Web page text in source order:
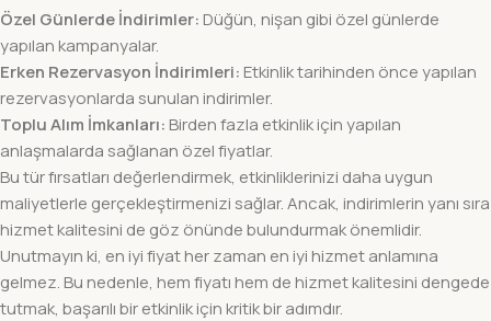
Özel Günlerde İndirimler: Düğün, nişan gibi özel günlerde
yapılan kampanyalar.
Erken Rezervasyon İndirimleri: Etkinlik tarihinden önce yapılan
rezervasyonlarda sunulan indirimler.
Toplu Alım İmkanları: Birden fazla etkinlik için yapılan
anlaşmalarda sağlanan özel fiyatlar.
Bu tür fırsatları değerlendirmek, etkinliklerinizi daha uygun
maliyetlerle gerçekleştirmenizi sağlar. Ancak, indirimlerin yanı sıra
hizmet kalitesini de göz önünde bulundurmak önemlidir.
Unutmayın ki, en iyi fiyat her zaman en iyi hizmet anlamına
gelmez. Bu nedenle, hem fiyatı hem de hizmet kalitesini dengede
tutmak, başarılı bir etkinlik için kritik bir adımdır.